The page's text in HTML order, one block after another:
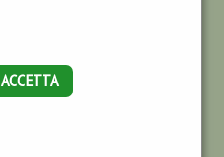
ACCETTA